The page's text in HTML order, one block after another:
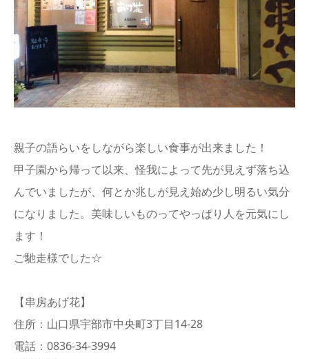
親子の語らいをしながら楽しい食事が出来ました！
甲子園から帰って以来、怪我によって先が見えず落ち込
んでいましたが、何とか兆しが見え始め少し明るい気分
になりました。美味しいものってやっぱり人を元気にし
ます！
ご馳走様でした☆
【串房あげ花】
住所：山口県宇部市中央町3丁目14-28
電話：0836-34-3994